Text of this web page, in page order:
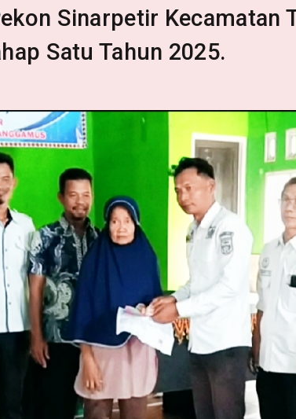
Sinarpetir Kecamatan
Satu Tahun 2025.